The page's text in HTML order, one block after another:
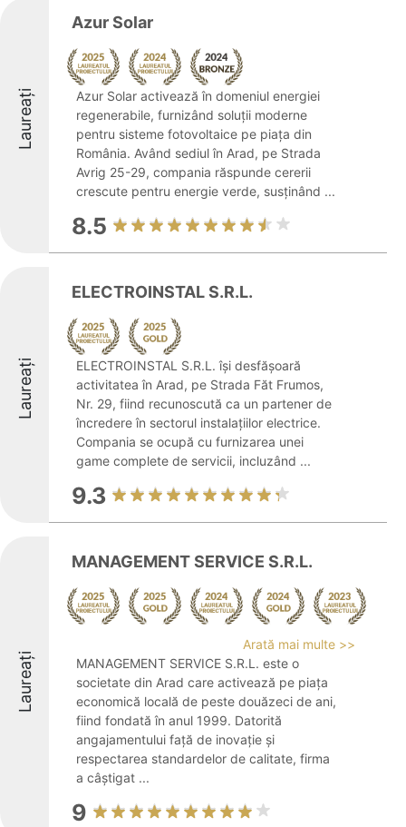
Laureați
Azur Solar
Azur Solar activează în domeniul energiei
regenerabile, furnizând soluții moderne
pentru sisteme fotovoltaice pe piața din
România. Având sediul în Arad, pe Strada
Avrig 25-29, compania răspunde cererii
crescute pentru energie verde, susținând ...
8.5
Laureați
ELECTROINSTAL S.R.L.
ELECTROINSTAL S.R.L. își desfășoară
activitatea în Arad, pe Strada Făt Frumos,
Nr. 29, fiind recunoscută ca un partener de
încredere în sectorul instalațiilor electrice.
Compania se ocupă cu furnizarea unei
game complete de servicii, incluzând ...
9.3
Laureați
MANAGEMENT SERVICE S.R.L.
Arată mai multe >>
MANAGEMENT SERVICE S.R.L. este o
societate din Arad care activează pe piața
economică locală de peste douăzeci de ani,
fiind fondată în anul 1999. Datorită
angajamentului față de inovație și
respectarea standardelor de calitate, firma
a câștigat ...
9